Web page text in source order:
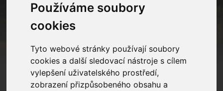
Používáme soubory
cookies
Tyto webové stránky používají soubory
cookies a další sledovací nástroje s cílem
vylepšení uživatelského prostředí,
zobrazení přizpůsobeného obsahu a